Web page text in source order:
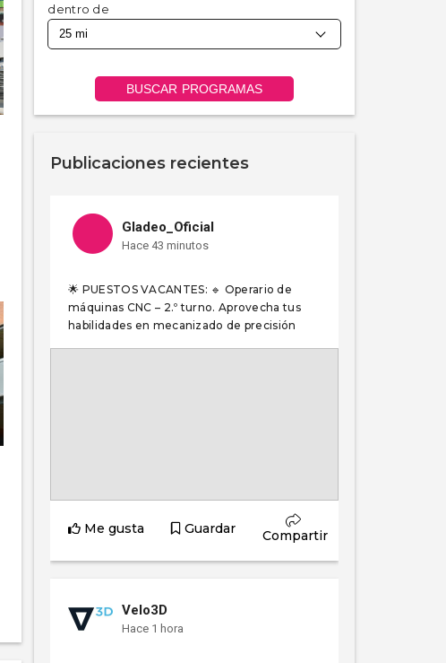
dentro de
BUSCAR PROGRAMAS
Publicaciones recientes
Gladeo_Oficial
Hace 43 minutos
🌟 PUESTOS VACANTES: 🔹 Operario de
máquinas CNC – 2.º turno. Aprovecha tus
habilidades en mecanizado de precisión
Me gusta Guardar Compartir
Velo3D
Hace 1 hora